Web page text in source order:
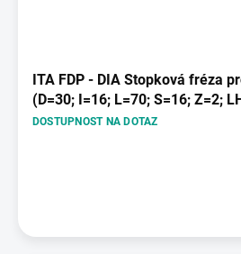
ITA FDP - DIA Stopková fréza
(D=30; I=16; L=70; S=16; Z=2;
DOSTUPNOST NA DOTAZ